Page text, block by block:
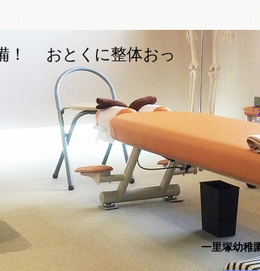
！ おとくに整体おっ
「
一里塚幼稚